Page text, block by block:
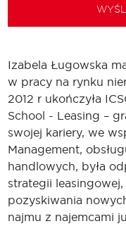
Izabela Ługowska
w pracy na rynku
2012 r ukończyła
School - Leasing –
swojej kariery, we
Management,
handlowych, była
strategii
pozyskiwania
najmu z najemcami